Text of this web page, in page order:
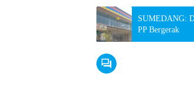
SUMEDANG:
PP Bergerak